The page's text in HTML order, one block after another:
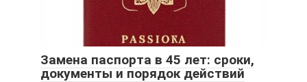
Замена паспорта в 45 лет: сроки,
документы и порядок действий